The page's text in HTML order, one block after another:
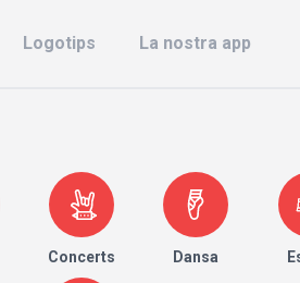
Logotips La nostra app
Concerts Dansa